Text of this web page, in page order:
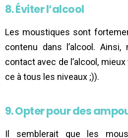
8. Éviter l’alcool
Les moustiques sont
contenu dans l’alcool.
contact avec de l’alcool,
ce à tous les niveaux ;)).
9. Opter pour des
Il semblerait que les